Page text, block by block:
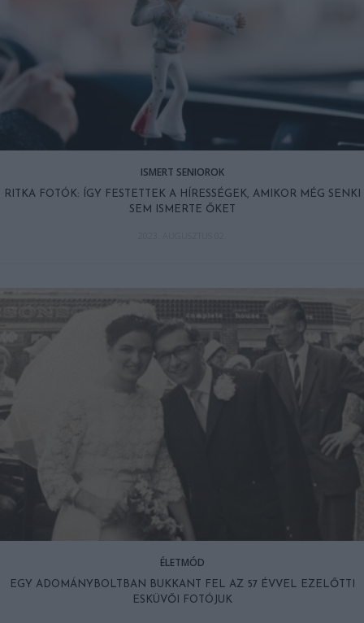
ISMERT SENIOROK
RITKA FOTÓK: ÍGY FESTETTEK A HÍRESSÉGEK, AMIKOR MÉG SENKI
SEM ISMERTE ŐKET
ÉLETMÓD
EGY ADOMÁNYBOLTBAN BUKKANT FEL AZ 57 ÉVVEL EZELŐTTI
ESKÜVŐI FOTÓJUK